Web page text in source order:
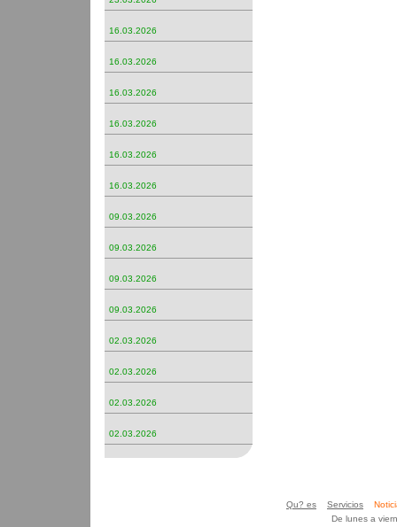
16.03.2026
16.03.2026
16.03.2026
16.03.2026
16.03.2026
16.03.2026
09.03.2026
09.03.2026
09.03.2026
09.03.2026
02.03.2026
02.03.2026
02.03.2026
02.03.2026
Qu? es Servicios
De lunes a